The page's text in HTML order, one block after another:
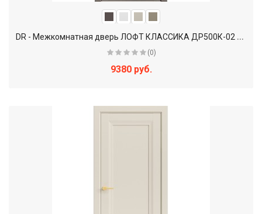
D
R - Межкомнатная дверь ЛОФТ КЛАССИКА ДР500К-02 / глухое
(0)
9380 руб.